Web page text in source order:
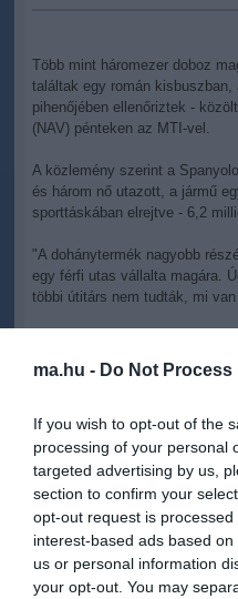
ma.hu - Do Not
If you wish to opt-out of the
processing of your personal
targeted advertising by us,
section to confirm your
opt-out request is
interest-based ads based
us or personal information
your opt-out. You may
Több mint háromezer doboz
találtak egy román
pihenőjében ellenőriztek -
(NAV) pénteken az MTI-vel.
A közlemény szerint a
és három nő utazott, a jármű
sporttáskában elrejtve - 6,2
"A dohánytermék nagyobb
egy férfi utas vállalta magára.
többi útitárs nem tudták, mi
törvénysértés elkövetése miatt
közleményben.